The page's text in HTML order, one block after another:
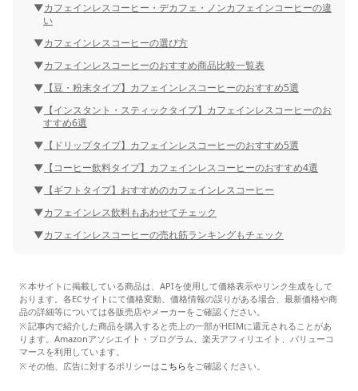
カフェインレスコーヒー・デカフェ・ノンカフェインコーヒーの違
い
カフェインレスコーヒーの選び方
カフェインレスコーヒーのおすすめ商品比較一覧表
【豆・粉末タイプ】カフェインレスコーヒーのおすすめ5選
【インスタント・スティックタイプ】カフェインレスコーヒーのお
すすめ6選
【ドリップタイプ】カフェインレスコーヒーのおすすめ5選
【コーヒー飲料タイプ】カフェインレスコーヒーのおすすめ4選
【ギフトタイプ】おすすめのカフェインレスコーヒー
カフェインレス飲料もあわせてチェック
カフェインレスコーヒーの売れ筋ランキングもチェック
本サイトに掲載している商品は、APIを使用して価格表示やリンク生成をして
おります。各ECサイトにて価格変動、価格情報の誤りがある場合、最新価格や商
品の詳細等については各販売店やメーカーをご確認ください。
記事内で紹介した商品を購入すると売上の一部がHEIMに還元されることがあ
ります。Amazonアソシエイト・プログラム、楽天アフィリエイト、バリューコ
マースを利用しています。
その他、広告に対するポリシーはこちらをご確認ください。